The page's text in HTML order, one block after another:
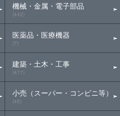
機械・金属・電子部品
(442)
医薬品・医療機器
(7)
建築・土木・工事
(477)
小売（スーパー・コンビニ等）
(45)